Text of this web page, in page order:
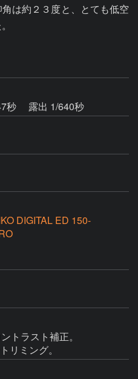
は約２３度と、とても低空
秒
露出 1/640秒
DIGITAL ED 150-
トラスト補正。
リミング。